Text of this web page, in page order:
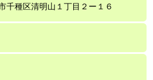
千種区清明山１丁目２ー１６